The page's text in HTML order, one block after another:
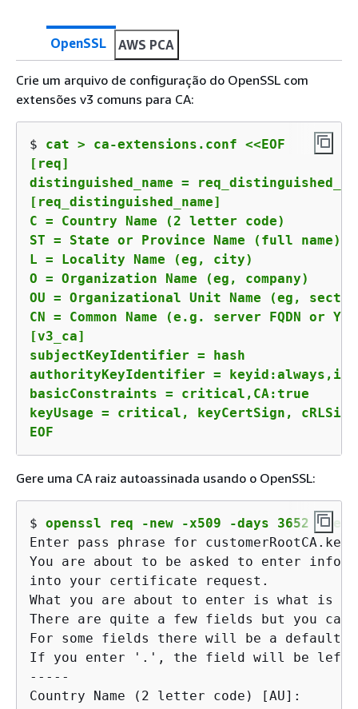
OpenSSL AWS PCA
Crie um arquivo de configuração do OpenSSL com
extensões v3 comuns para CA:
$ cat > ca-extensions.conf <<EOF
[req]
distinguished_name =
[req_distinguished_name]
C = Country Name (2 letter code)
ST = State or Province Name (full name)
L = Locality Name (eg, city)
O = Organization Name (eg, company)
OU = Organizational Unit Name (eg,
CN = Common Name (e.g. server FQDN or
[v3_ca]
subjectKeyIdentifier = hash
authorityKeyIdentifier =
basicConstraints = critical,CA:true
keyUsage = critical, keyCertSign,
EOF
Gere uma CA raiz autoassinada usando o OpenSSL:
$ openssl req -new -x509 -days 3652 -
Enter pass phrase for customerRootCA.key:
You are about to be asked to enter
into your certificate request.
What you are about to enter is what is
There are quite a few fields but you can
For some fields there will be a default
If you enter '.', the field will be left
-----
Country Name (2 letter code) [AU]: